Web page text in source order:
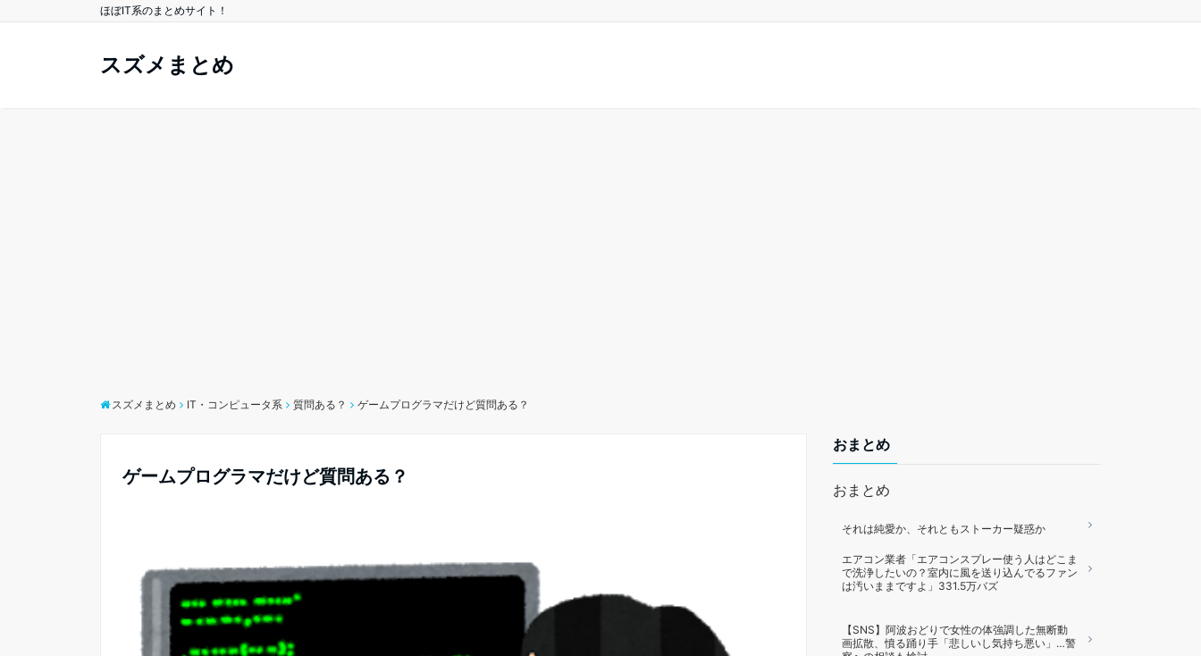
ほぼIT系のまとめサイト！
スズメまとめ
スズメまとめ IT・コンピュータ系 質問ある？ ゲームプログラマだけど質問ある？
ゲームプログラマだけど質問ある？
おまとめ
おまとめ
それは純愛か、それともストーカー疑惑か
エアコン業者「エアコンスプレー使う人はどこま
で洗浄したいの？室内に風を送り込んでるファン
は汚いままですよ」331.5万バズ
【SNS】阿波おどりで女性の体強調した無断動
画拡散、憤る踊り手「悲しいし気持ち悪い」…警